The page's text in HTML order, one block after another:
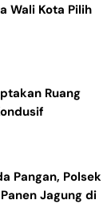
Wali Kota Pilih
Ruang
Pangan, Polsek
Jagung di